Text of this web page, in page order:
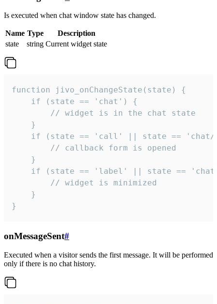
Is executed when chat window state has changed.
Name Type
Description
state
string Current widget state
function jivo_onChangeState(state) {
    if (state == 'chat') {
        // widget is in the chat state
    }
if (state == 'call' || state ==
        // callback form is opened
    }
if (state == 'label' || state ==
        // widget is minimized
    }
}
onMessageSent#
Executed when a visitor sends the first message. It will be performed
only if there is no chat history.